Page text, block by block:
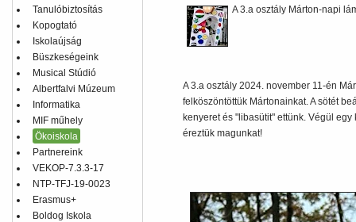
Tanulóbiztosítás
Kopogtató
Iskolaújság
Büszkeségeink
Musical Stúdió
Albertfalvi Múzeum
Informatika
MIF műhely
Ökoiskola
Partnereink
VEKOP-7.3.3-17
NTP-TFJ-19-0023
Erasmus+
Boldog Iskola
A 3.a osztály Márton-napi
A 3.a osztály 2024. november 11-én
felköszöntöttük Mártonainkat. A sötét
kenyeret és "libasütit" ettünk. Végül
éreztük magunkat!